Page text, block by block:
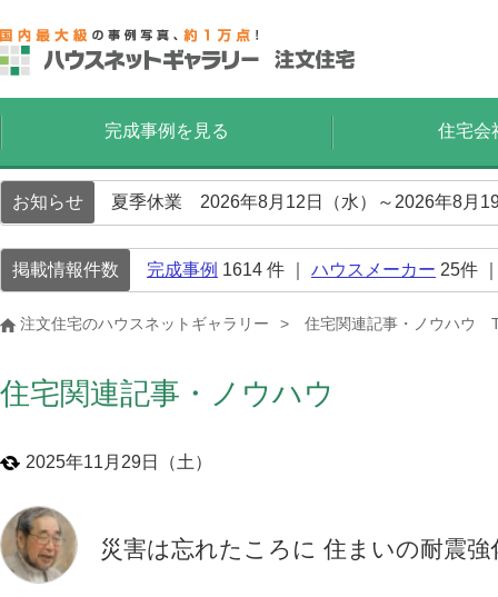
完成事例を見る 住宅会
お知らせ 夏季休業 2026年8月12日（水）～2026年8月
掲載情報件数 完成事例 1614 件 ｜ ハウスメーカー 25件
注文住宅のハウスネットギャラリー 住宅関連記事・ノウハウ
住宅関連記事・ノウハウ
2025年11月29日（土）
災害は忘れたころに 住まいの耐震強